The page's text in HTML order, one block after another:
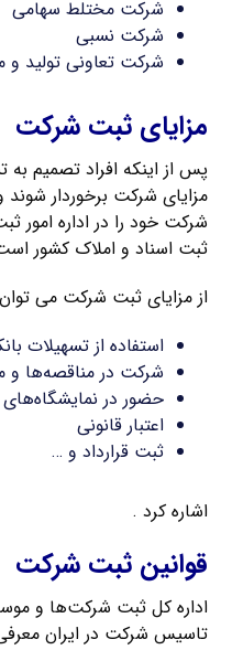
شرکت مختلط سهامی
شرکت نسبی
شرکت تعاونی تولید
مزایای ثبت شرکت
پس از اینکه افراد تصمیم به
مزایای شرکت برخوردار شوند
شرکت خود را در اداره امور
ثبت اسناد و املاک کشور
از مزایای ثبت شرکت می
استفاده از تسهیلات
شرکت در مناقصه‌ها و
حضور در نمایشگاه‌های
اعتبار قانونی
ثبت قرارداد و …
اشاره کرد .
قوانین ثبت شرکت
اداره کل ثبت شرکت‌ها و
تاسیس شرکت در ایران